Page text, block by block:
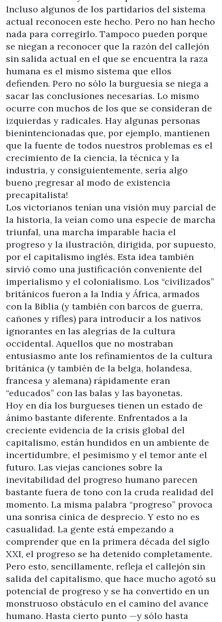
Incluso algunos de los partidarios del sistema
actual reconocen este hecho. Pero no han hecho
nada para corregirlo. Tampoco pueden porque
se niegan a reconocer que la razón del callejón
sin salida actual en el que se encuentra la raza
humana es el mismo sistema que ellos
defienden. Pero no sólo la burguesía se niega a
sacar las conclusiones necesarias. Lo mismo
ocurre con muchos de los que se consideran de
izquierdas y radicales. Hay algunas personas
bienintencionadas que, por ejemplo, mantienen
que la fuente de todos nuestros problemas es el
crecimiento de la ciencia, la técnica y la
industria, y consiguientemente, sería algo
bueno ¡regresar al modo de existencia
precapitalista!
Los victorianos tenían una visión muy parcial de
la historia, la veían como una especie de marcha
triunfal, una marcha imparable hacia el
progreso y la ilustración, dirigida, por supuesto,
por el capitalismo inglés. Esta idea también
sirvió como una justificación conveniente del
imperialismo y el colonialismo. Los “civilizados”
británicos fueron a la India y África, armados
con la Biblia (y también con barcos de guerra,
cañones y rifles) para introducir a los nativos
ignorantes en las alegrías de la cultura
occidental. Aquellos que no mostraban
entusiasmo ante los refinamientos de la cultura
británica (y también de la belga, holandesa,
francesa y alemana) rápidamente eran
“educados” con las balas y las bayonetas.
Hoy en día los burgueses tienen un estado de
ánimo bastante diferente. Enfrentados a la
creciente evidencia de la crisis global del
capitalismo, están hundidos en un ambiente de
incertidumbre, el pesimismo y el temor ante el
futuro. Las viejas canciones sobre la
inevitabilidad del progreso humano parecen
bastante fuera de tono con la cruda realidad del
momento. La misma palabra “progreso” provoca
una sonrisa cínica de desprecio. Y esto no es
casualidad. La gente está empezando a
comprender que en la primera década del siglo
XXI, el progreso se ha detenido completamente.
Pero esto, sencillamente, refleja el callejón sin
salida del capitalismo, que hace mucho agotó su
potencial de progreso y se ha convertido en un
monstruoso obstáculo en el camino del avance
humano. Hasta cierto punto —y sólo hasta